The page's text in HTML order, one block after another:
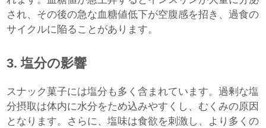
され、その後の急な血糖値低下が空腹感を招き、過食の
サイクルに陥ることがあります。
3. 塩分の影響
スナック菓子には塩分も多く含まれています。過剰な塩
分摂取は体内に水分をため込みやすくし、むくみの原因
となります。さらに、塩味は食欲を刺激し、より多くの